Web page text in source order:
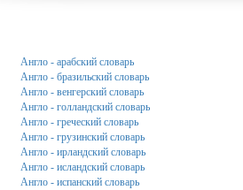
Англо - арабский словарь
Англо - бразильский словарь
Англо - венгерский словарь
Англо - голландский словарь
Англо - греческий словарь
Англо - грузинский словарь
Англо - ирландский словарь
Англо - исландский словарь
Англо - испанский словарь